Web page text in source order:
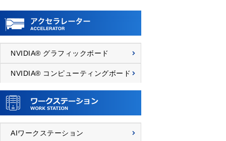
NVIDIA® グラフィックボード
NVIDIA® コンピューティングボード
AIワークステーション